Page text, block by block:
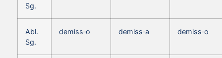
Sg.
Abl.
Sg.
demiss‑o demiss‑a demiss‑o